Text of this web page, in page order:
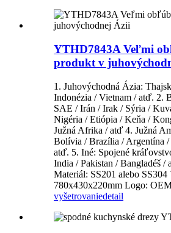
YTHD7843A Veľmi
produkt v
1. Juhovýchodná Ázia:
Indonézia / Vietnam / atď. 2.
SAE / Irán / Irak / Sýria /
Nigéria / Etiópia / Keňa /
Južná Afrika / atď 4. Južná
Bolívia / Brazília / Argentína /
atď. 5. Iné: Spojené
India / Pakistan / Bangladéš
Materiál: SS201 alebo
780x430x220mm Logo:
vyšetrovaniedetail